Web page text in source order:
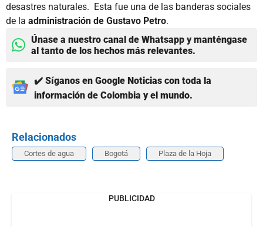
desastres naturales. Esta fue una de las banderas sociales
de la administración de Gustavo Petro.
Únase a nuestro canal de Whatsapp y manténgase
al tanto de los hechos más relevantes.
✔️ Síganos en Google Noticias con toda la
información de Colombia y el mundo.
Relacionados
Cortes de agua Bogotá Plaza de la Hoja
PUBLICIDAD